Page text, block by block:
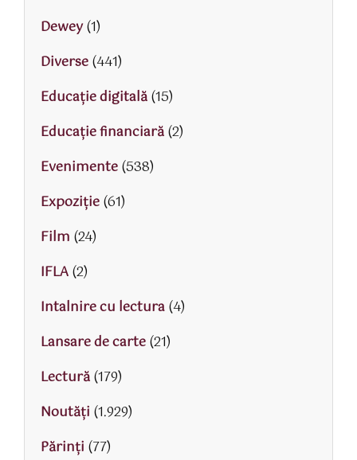
Dewey(1)
Diverse(441)
Educaţie digitală(15)
Educaţie financiară(2)
Evenimente(538)
Expoziție(61)
Film (24)
IFLA(2)
Intalnire cu lectura(4)
Lansare de carte(21)
Lectură(179)
Noutăți (1.929)
Părinţi (77)